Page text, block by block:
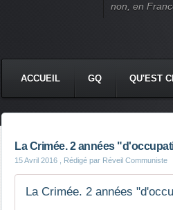
non, en
ACCUEIL GQ QU'EST
La Crimée. 2 années
15 Avril 2016 , Rédigé par Réveil Communiste
La Crimée. 2 années